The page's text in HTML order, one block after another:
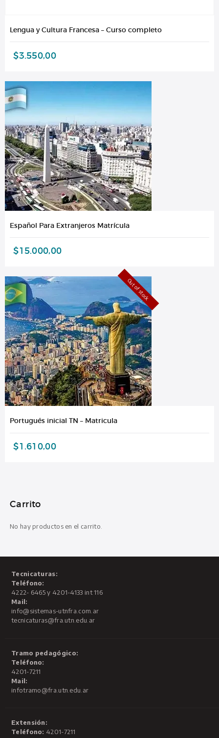
Lengua y Cultura Francesa – Curso completo
$3.550,00
Español Para Extranjeros Matrícula
$15.000,00
Out of stock
Portugués inicial TN – Matricula
$1.610,00
Carrito
No hay productos en el carrito.
Tecnicaturas:
Teléfono:
4222- 6465 y 4201-4133 int 116
Mail:
info@sistemas-utnfra.com.ar
tecnicaturas@fra.utn.edu.ar
Tramo pedagógico:
Teléfono:
4201-7211
Mail:
infotramo@fra.utn.edu.ar
Extensión:
Teléfono: 4201-7211